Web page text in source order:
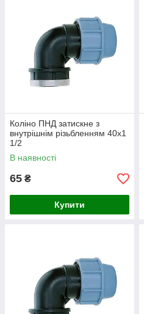
Коліно ПНД затискне з
внутрішнім різьбленням 40х1
1/2
В наявності
65 ₴
Купити